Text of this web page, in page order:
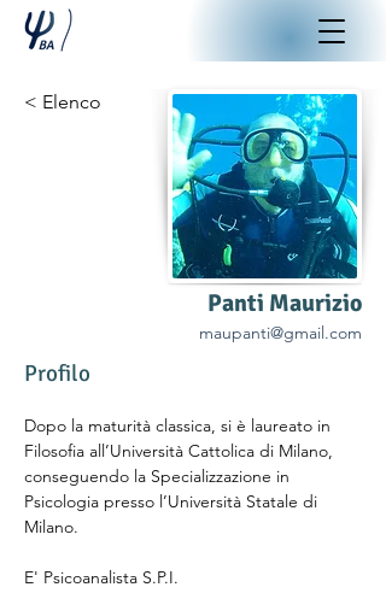
< Elenco
Panti Maurizio
maupanti@gmail.com
Profilo
Dopo la maturità classica, si è laureato in
Filosofia all’Università Cattolica di Milano,
conseguendo la Specializzazione in
Psicologia presso l’Università Statale di
Milano.
E' Psicoanalista S.P.I.